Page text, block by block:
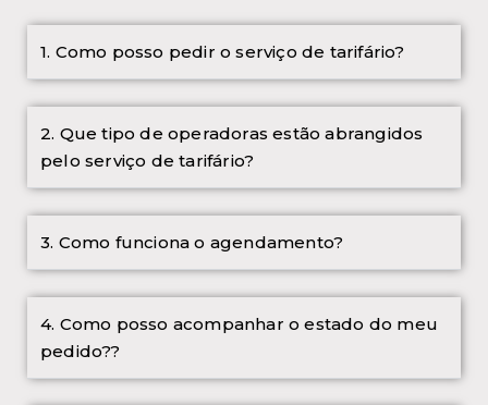
1. Como posso pedir o serviço de tarifário?
2. Que tipo de operadoras estão abrangidos
pelo serviço de tarifário?
3. Como funciona o agendamento?
4. Como posso acompanhar o estado do meu
pedido??